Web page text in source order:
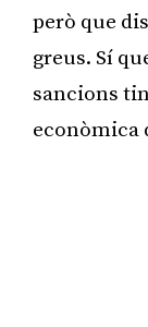
però que
greus. Sí
sancions
econòmica